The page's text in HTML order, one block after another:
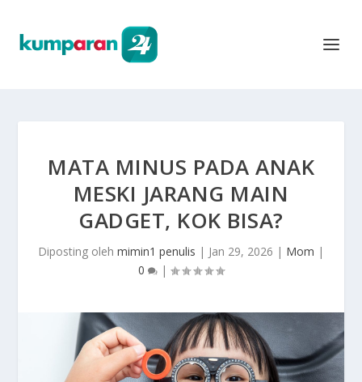
MATA MINUS PADA ANAK
MESKI JARANG MAIN
GADGET, KOK BISA?
Diposting oleh mimin1 penulis | Jan 29, 2026 | Mom |
0
|